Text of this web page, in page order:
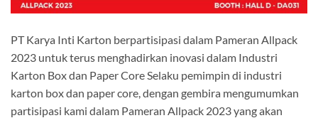
PT Karya Inti Karton berpartisipasi dalam Pameran Allpack
2023 untuk terus menghadirkan inovasi dalam Industri
Karton Box dan Paper Core Selaku pemimpin di industri
karton box dan paper core, dengan gembira mengumumkan
partisipasi kami dalam Pameran Allpack 2023 yang akan